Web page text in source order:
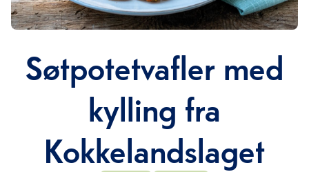
Søtpotetvafler med
kylling fra
Kokkelandslaget